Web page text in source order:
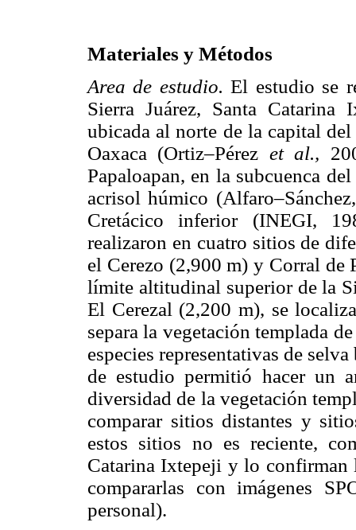
Materiales y Métodos
Area de estudio.El estudio se
Sierra Juárez, Santa Catarina
ubicada al norte de la capital
Oaxaca (Ortiz–Pérez et al.,
Papaloapan, en la subcuenca
acrisol húmico
Cretácico inferior (INEGI,
realizaron en cuatro sitios de
el Cerezo (2,900 m) y Corral de
límite altitudinal superior de la
El Cerezal (2,200 m), se
separa la vegetación templada
especies representativas de
de estudio permitió hacer un
diversidad de la vegetación
comparar sitios distantes y
estos sitios no es reciente,
Catarina Ixtepeji y lo confirman
compararlas con imágenes
personal).